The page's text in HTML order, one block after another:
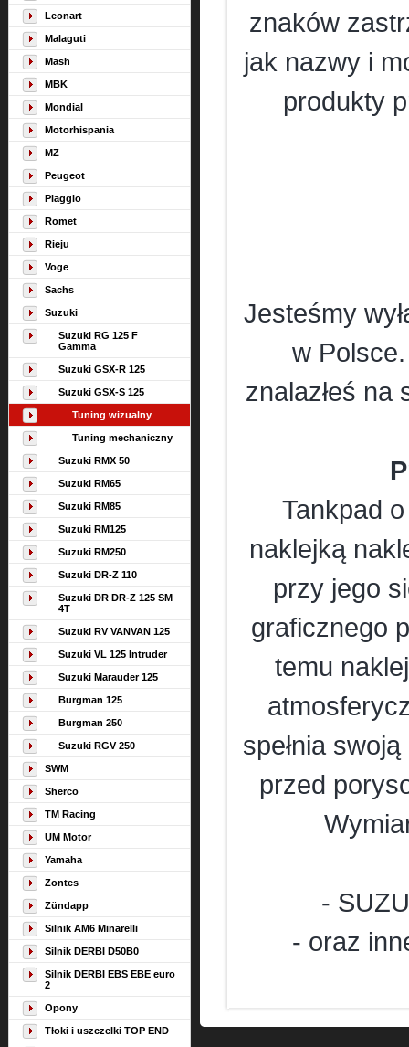
Leonart
Malaguti
Mash
MBK
Mondial
Motorhispania
MZ
Peugeot
Piaggio
Romet
Rieju
Voge
Sachs
Suzuki
Suzuki RG 125 F
Gamma
Suzuki GSX-R 125
Suzuki GSX-S 125
Tuning wizualny
Tuning mechaniczny
Suzuki RMX 50
Suzuki RM65
Suzuki RM85
Suzuki RM125
Suzuki RM250
Suzuki DR-Z 110
Suzuki DR DR-Z 125 SM
4T
Suzuki RV VANVAN 125
Suzuki VL 125 Intruder
Suzuki Marauder 125
Burgman 125
Burgman 250
Suzuki RGV 250
SWM
Sherco
TM Racing
UM Motor
Yamaha
Zontes
Zündapp
Silnik AM6 Minarelli
Silnik DERBI D50B0
Silnik DERBI EBS EBE euro
2
Opony
Tłoki i uszczelki TOP END
znaków
jak nazwy i
produkty
Jesteśmy
w
znalazłeś
Tankpad
naklejką
przy jego
graficznego
temu
spełnia
przed
-
- oraz